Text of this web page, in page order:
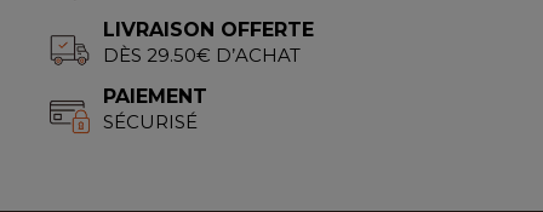
LIVRAISON OFFERTE
DÈS 29.50€ D’ACHAT
PAIEMENT
SÉCURISÉ